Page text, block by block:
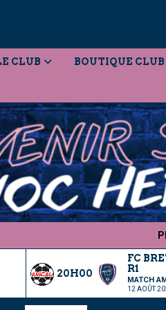
CLUB BOUTIQUE CLUB
20H00
FC
R1
MATCH
12 AOÛT